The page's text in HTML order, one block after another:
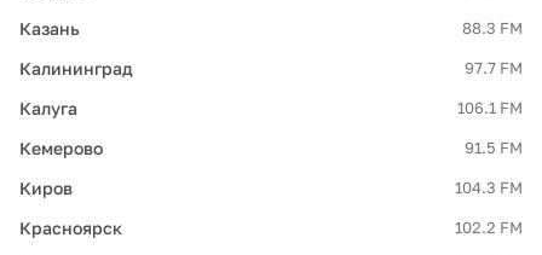
Казань 88.3 FM
Калининград 97.7 FM
Калуга 106.1 FM
Кемерово 91.5 FM
Киров 104.3 FM
Красноярск 102.2 FM